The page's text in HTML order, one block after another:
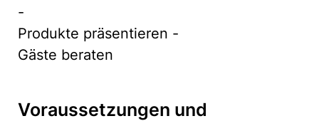
-
Produkte präsentieren -
Gäste beraten
Voraussetzungen und